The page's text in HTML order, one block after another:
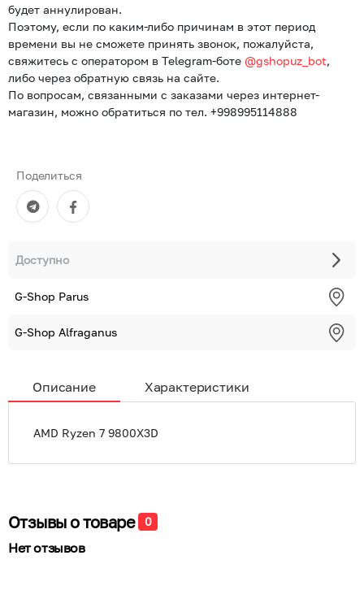
будет аннулирован.
Поэтому, если по каким-либо причинам в этот период
времени вы не сможете принять звонок, пожалуйста,
свяжитесь с оператором в Telegram-боте @gshopuz_bot,
либо через обратную связь на сайте.
По вопросам, связанными с заказами через интернет-
магазин, можно обратиться по тел. +998995114888
Поделиться
Доступно
G-Shop Parus
G-Shop Alfraganus
Описание Характеристики
AMD Ryzen 7 9800X3D
Отзывы о товаре 0
Нет отзывов